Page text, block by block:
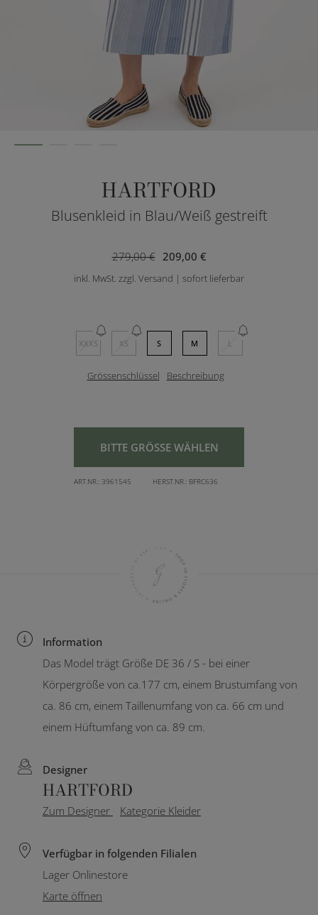
HARTFORD
Blusenkleid in Blau/Weiß gestreift
209,00 €
279,00 €
inkl. MwSt. zzgl. Versand | sofort lieferbar
XXXS XS S M L
Grössenschlüssel Beschreibung
BITTE GRÖSSE WÄHLEN
ART.NR.: 3961545 HERST.NR.: BFRC636
Information
Das Model trägt Größe DE 36 / S - bei einer
Körpergröße von ca.177 cm, einem Brustumfang von
ca. 86 cm, einem Taillenumfang von ca. 66 cm und
einem Hüftumfang von ca. 89 cm.
Designer
HARTFORD
Zum Designer Kategorie Kleider
Verfügbar in folgenden Filialen
Lager Onlinestore
Karte öffnen